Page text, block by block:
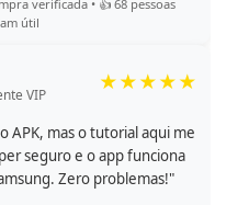
verificada • 👍 68 pessoas
útil
VIP
★★★★★
APK, mas o tutorial aqui me
seguro e o app funciona
Zero problemas!"